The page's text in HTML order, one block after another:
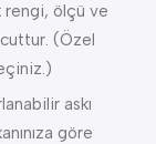
rengi, ölçü ve
(Özel
askı
göre